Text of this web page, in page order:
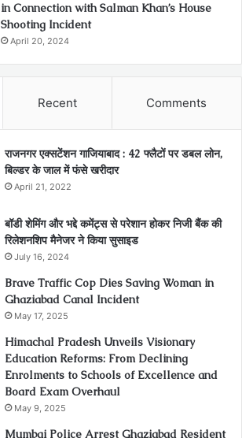
in Connection with Salman Khan’s House
Shooting Incident
April 20, 2024
Recent Comments
राजनगर एक्सटेंशन गाजियाबाद : 42 फ्लैटों पर डबल लोन,
बिल्डर के जाल में फंसे खरीदार
April 21, 2022
बॉडी शेमिंग और भद्दे कमेंट्स से परेशान होकर निजी बैंक की
रिलेशनशिप मैनेजर ने किया सुसाइड
July 16, 2024
Brave Traffic Cop Dies Saving Woman in
Ghaziabad Canal Incident
May 17, 2025
Himachal Pradesh Unveils Visionary
Education Reforms: From Declining
Enrolments to Schools of Excellence and
Board Exam Overhaul
May 9, 2025
Mumbai Police Arrest Ghaziabad Resident